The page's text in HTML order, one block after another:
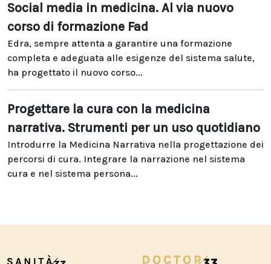
Social media in medicina. Al via nuovo
corso di formazione Fad
Edra, sempre attenta a garantire una formazione
completa e adeguata alle esigenze del sistema salute,
ha progettato il nuovo corso...
Progettare la cura con la medicina
narrativa. Strumenti per un uso quotidiano
Introdurre la Medicina Narrativa nella progettazione dei
percorsi di cura. Integrare la narrazione nel sistema
cura e nel sistema persona...